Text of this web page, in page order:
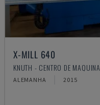
X-MILL 640
KNUTH - CENTRO DE
ALEMANHA 2015